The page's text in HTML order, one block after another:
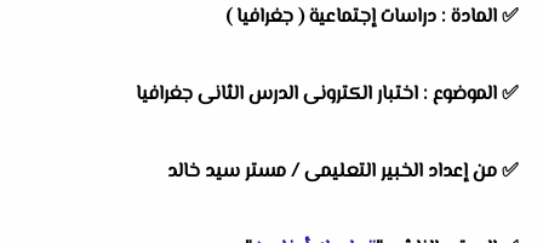
✅المادة : دراسات إجتماعية ( جغرافيا )
✅الموضوع : اختبار الكترونى الدرس الثانى جغرافيا
✅من إعداد الخبير التعليمى / مستر سيد خالد